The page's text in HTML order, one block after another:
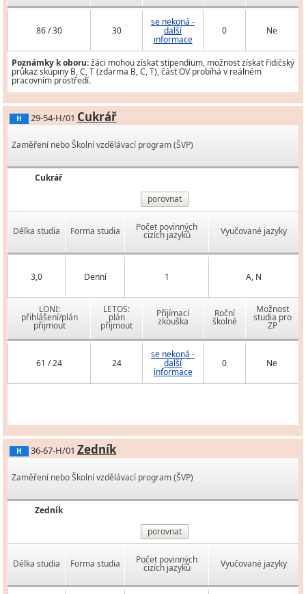
86 / 30 30
se nekoná -
další
informace
0 Ne
Poznámky k oboru:žáci mohou získat stipendium, možnost získat řidičský
průkaz skupiny B, C, T (zdarma B, C, T), část OV probíhá v reálném
pracovním prostředí.
H 29-54-H/01 Cukrář
Zaměření nebo Školní vzdělávací program (ŠVP)
Cukrář
porovnat
Délka studia Forma studia Počet povinných
cizích jazyků Vyučované jazyky
3,0 Denní 1 A, N
LONI:
přihlášení/plán
přijmout
LETOS:
plán
přijmout
Přijímací
zkouška
Roční
školné
Možnost
studia pro
ZP
61 / 24 24
se nekoná -
další
informace
0 Ne
H 36-67-H/01 Zedník
Zaměření nebo Školní vzdělávací program (ŠVP)
Zedník
porovnat
Délka studia Forma studia Počet povinných
cizích jazyků Vyučované jazyky